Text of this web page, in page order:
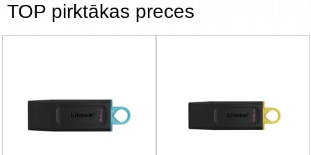
TOP pirktākas preces